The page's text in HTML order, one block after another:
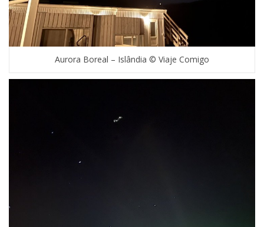
Aurora Boreal – Islândia © Viaje Comigo